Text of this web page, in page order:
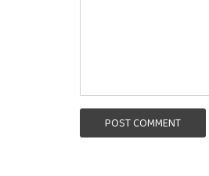
POST COMMENT